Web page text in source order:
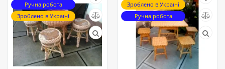
Ручна робота
Зроблено в Україні
Зроблено в Україні
Ручна робота